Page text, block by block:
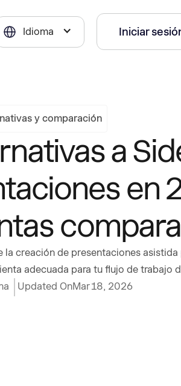
Idioma Iniciar
y comparación
a
en
creación de presentaciones
adecuada para tu flujo de trabajo
Updated OnMar 18, 2026